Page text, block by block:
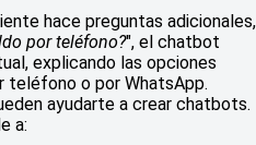
hace preguntas adicionales,
por teléfono?", el chatbot
explicando las opciones
teléfono o por WhatsApp.
ayudarte a crear chatbots.
a: